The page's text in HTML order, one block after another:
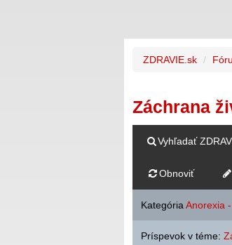
ZDRAVIE.sk
Záchrana
Vyhľadať
Obnoviť
Kategória Anorexia
Príspevok v téme: